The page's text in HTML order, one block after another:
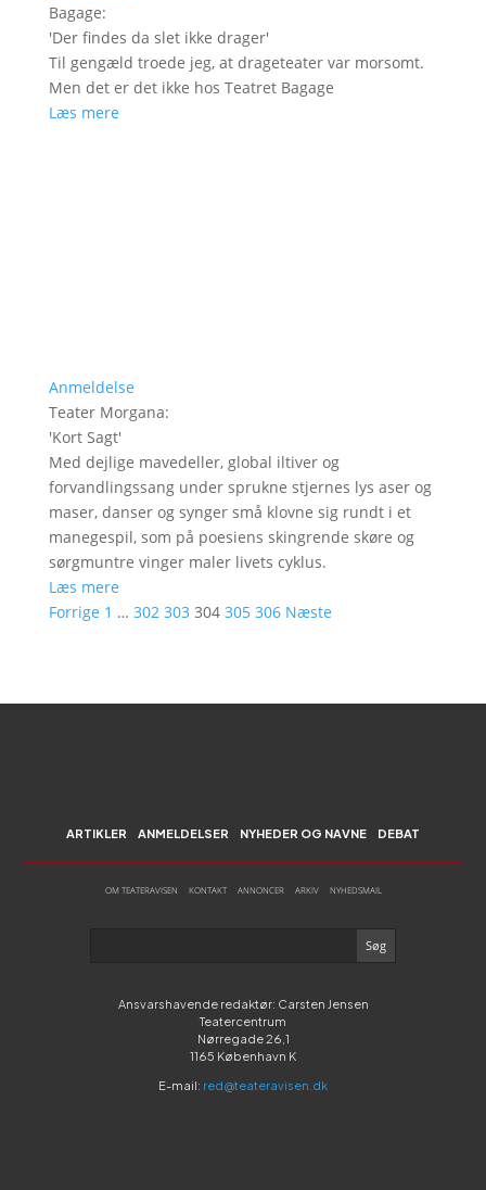
Bagage:
'Der findes da slet ikke drager'
Til gengæld troede jeg, at drageteater var morsomt.
Men det er det ikke hos Teatret Bagage
Læs mere
Anmeldelse
Teater Morgana:
'Kort Sagt'
Med dejlige mavedeller, global iltiver og
forvandlingssang under sprukne stjernes lys aser og
maser, danser og synger små klovne sig rundt i et
manegespil, som på poesiens skingrende skøre og
sørgmuntre vinger maler livets cyklus.
Læs mere
Forrige 1 … 302 303 304 305 306 Næste
ARTIKLER ANMELDELSER NYHEDER OG NAVNE DEBAT
OM TEATERAVISEN KONTAKT ANNONCER ARKIV NYHEDSMAIL
Ansvarshavende redaktør: Carsten Jensen
Teatercentrum
Nørregade 26,1
1165 København K
E-mail: red@teateravisen.dk